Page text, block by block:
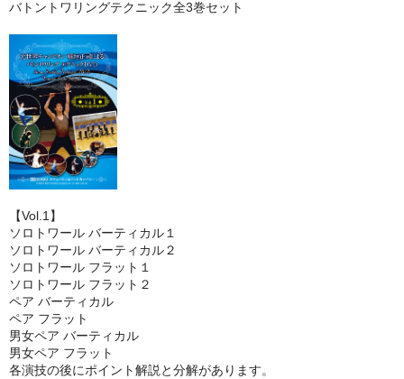
バトントワリングテクニック全3巻セット
【Vol.1】
ソロトワール バーティカル１
ソロトワール バーティカル２
ソロトワール フラット１
ソロトワール フラット２
ペア バーティカル
ペア フラット
男女ペア バーティカル
男女ペア フラット
各演技の後にポイント解説と分解があります。